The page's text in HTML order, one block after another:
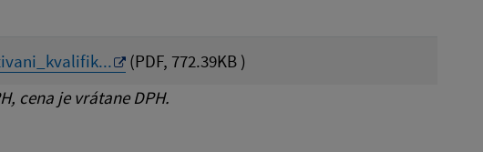
(PDF, 772.39KB )
cena je vrátane DPH.